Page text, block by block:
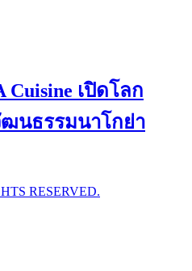
Cuisine เปิดโลก
นธรรมนาโกย่า
RESERVED.